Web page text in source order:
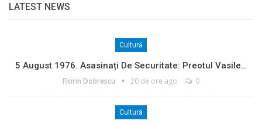
LATEST NEWS
Cultură
5 August 1976. Asasinați De Securitate: Preotul Vasile…
Florin Dobrescu 20 de ore ago 0
Cultură